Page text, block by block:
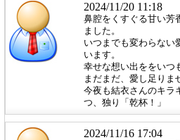
2024/11/20 11:18
鼻腔をくすぐる甘い芳
ました。
いつまでも変わらない
います。
幸せな想い出ををいつ
まだまだ、愛し足りま
今夜も結衣さんのキラ
つ、独り「乾杯！」
2024/11/16 17:04